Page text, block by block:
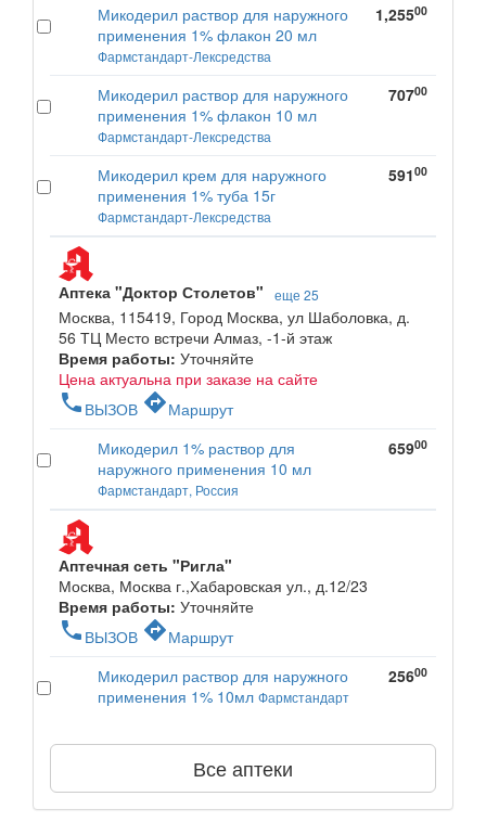
Микодерил раствор для наружного
применения 1% флакон 20 мл
Фармстандарт-Лексредства
1,25500
Микодерил раствор для наружного
применения 1% флакон 10 мл
Фармстандарт-Лексредства
70700
Микодерил крем для наружного
применения 1% туба 15г
Фармстандарт-Лексредства
59100
Аптека "Доктор Столетов" еще 25
Москва, 115419, Город Москва, ул Шаболовка, д.
56 ТЦ Место встречи Алмаз, -1-й этаж
Время работы: Уточняйте
Цена актуальна при заказе на сайте
phone ВЫЗОВ directionsМаршрут
Микодерил 1% раствор для
наружного применения 10 мл
Фармстандарт, Россия
65900
Аптечная сеть "Ригла"
Москва, Москва г.,Хабаровская ул., д.12/23
Время работы: Уточняйте
phone ВЫЗОВ directionsМаршрут
Микодерил раствор для наружного
применения 1% 10мл Фармстандарт
25600
Все аптеки